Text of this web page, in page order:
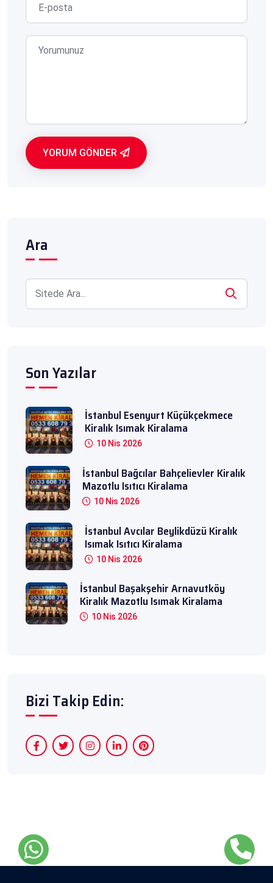
YORUM GÖNDER
Ara
Son Yazılar
İstanbul Esenyurt Küçükçekmece
Kiralık Isımak Kiralama
10 Nis 2026
İstanbul Bağcılar Bahçelievler Kiralık
Mazotlu Isıtıcı Kiralama
10 Nis 2026
İstanbul Avcılar Beylikdüzü Kiralık
Isımak Isıtıcı Kiralama
10 Nis 2026
İstanbul Başakşehir Arnavutköy
Kiralık Mazotlu Isımak Kiralama
10 Nis 2026
Bizi Takip Edin: